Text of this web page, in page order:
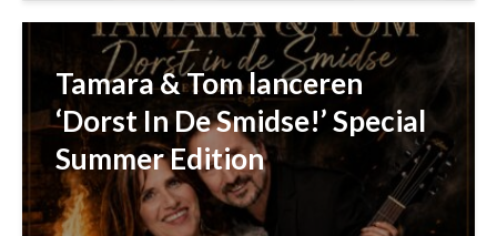
Tamara & Tom lanceren
‘Dorst In De Smidse!’ Special
Summer Edition